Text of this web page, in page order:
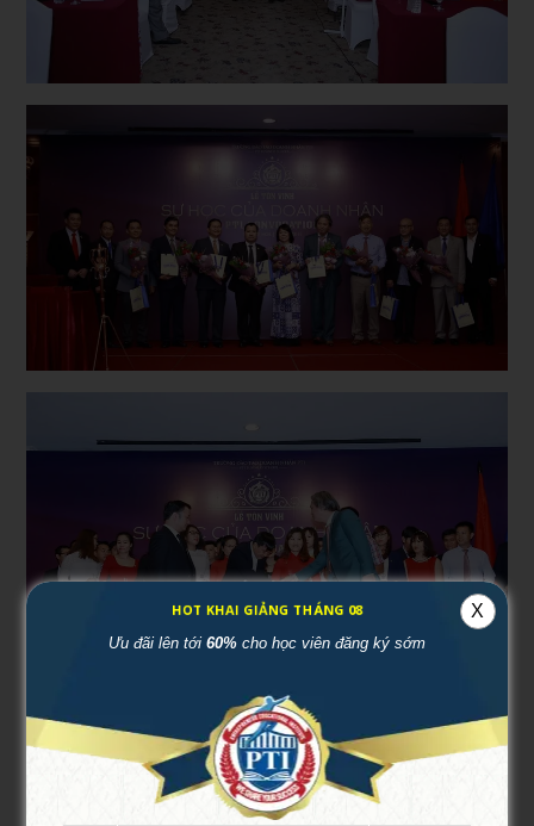
5/5 - (3 bình chọn)
X
HOT KHAI GIẢNG THÁNG 08
Ưu đãi lên tới 60% cho học viên đăng ký sớm